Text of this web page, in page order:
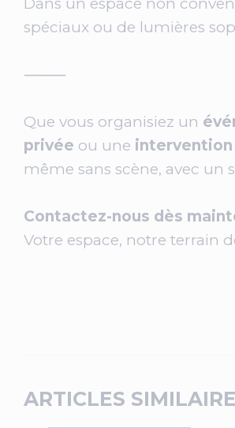
spéciaux ou de lumières
⸻
Que vous organisiez un
privée ou une intervention
même sans scène, avec un
Contactez-nous dès
Votre espace, notre terrain
ARTICLES